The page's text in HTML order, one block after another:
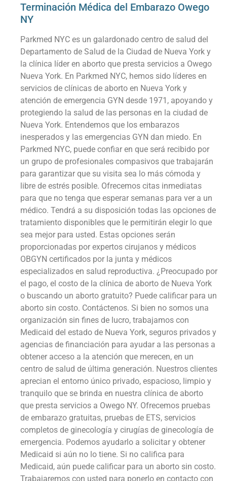
Terminación Médica del Embarazo Owego
NY
Parkmed NYC es un galardonado centro de salud del
Departamento de Salud de la Ciudad de Nueva York y
la clínica líder en aborto que presta servicios a Owego
Nueva York. En Parkmed NYC, hemos sido líderes en
servicios de clínicas de aborto en Nueva York y
atención de emergencia GYN desde 1971, apoyando y
protegiendo la salud de las personas en la ciudad de
Nueva York. Entendemos que los embarazos
inesperados y las emergencias GYN dan miedo. En
Parkmed NYC, puede confiar en que será recibido por
un grupo de profesionales compasivos que trabajarán
para garantizar que su visita sea lo más cómoda y
libre de estrés posible. Ofrecemos citas inmediatas
para que no tenga que esperar semanas para ver a un
médico. Tendrá a su disposición todas las opciones de
tratamiento disponibles que le permitirán elegir lo que
sea mejor para usted. Estas opciones serán
proporcionadas por expertos cirujanos y médicos
OBGYN certificados por la junta y médicos
especializados en salud reproductiva. ¿Preocupado por
el pago, el costo de la clínica de aborto de Nueva York
o buscando un aborto gratuito? Puede calificar para un
aborto sin costo. Contáctenos. Si bien no somos una
organización sin fines de lucro, trabajamos con
Medicaid del estado de Nueva York, seguros privados y
agencias de financiación para ayudar a las personas a
obtener acceso a la atención que merecen, en un
centro de salud de última generación. Nuestros clientes
aprecian el entorno único privado, espacioso, limpio y
tranquilo que se brinda en nuestra clínica de aborto
que presta servicios a Owego NY. Ofrecemos pruebas
de embarazo gratuitas, pruebas de ETS, servicios
completos de ginecología y cirugías de ginecología de
emergencia. Podemos ayudarlo a solicitar y obtener
Medicaid si aún no lo tiene. Si no califica para
Medicaid, aún puede calificar para un aborto sin costo.
Trabajaremos con usted para ponerlo en contacto con